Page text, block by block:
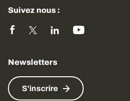
Suivez nous :
Newsletters
S'inscrire